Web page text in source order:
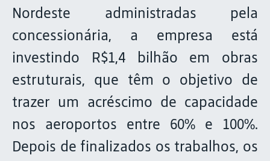
Nordeste administradas pela
concessionária, a empresa está
investindo R$1,4 bilhão em obras
estruturais, que têm o objetivo de
trazer um acréscimo de capacidade
nos aeroportos entre 60% e 100%.
Depois de finalizados os trabalhos, os